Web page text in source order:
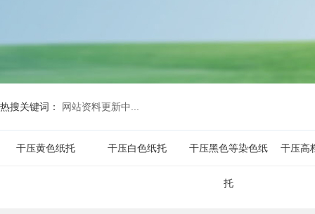
热搜关键词： 网站资料更新中...
干压黄色纸托 干压白色纸托 干压黑色等染色纸
托
干压高